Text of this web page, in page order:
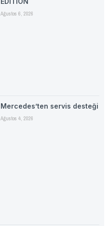
Ağustos 6, 2026
Mercedes’ten servis desteği
Ağustos 4, 2026